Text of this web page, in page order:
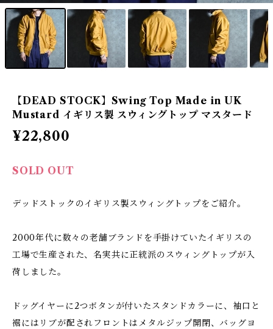
【DEAD STOCK】Swing Top Made in UK
Mustard イギリス製 スウィングトップ マスタード
¥22,800
SOLD OUT
デッドストックのイギリス製スウィングトップをご紹介。
2000年代に数々の老舗ブランドを手掛けていたイギリスの
工場で生産された、名実共に正統派のスウィングトップが入
荷しました。
ドッグイヤーに2つボタンが付いたスタンドカラーに、袖口と
裾にはリブが配されフロントはメタルジップ開閉、バッグヨ